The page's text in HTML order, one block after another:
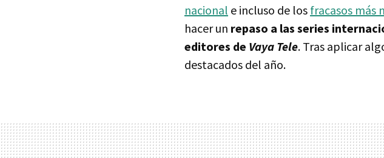
nacional e incluso de los fracasos más
hacer un repaso a las series
editores de Vaya Tele. Tras aplicar
destacados del año.